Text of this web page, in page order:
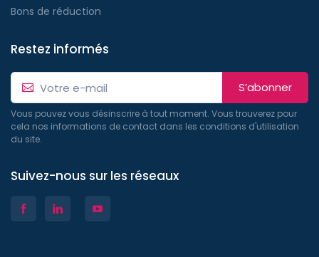
Bons de réduction
Restez informés
S’abonner
Vous pouvez vous désinscrire à tout moment. Vous trouverez pour
cela nos informations de contact dans les conditions d'utilisation
du site.
Suivez-nous sur les réseaux